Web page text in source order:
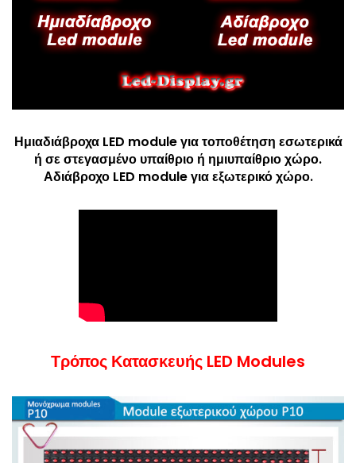
Ημιαδιάβροχα LED module για τοποθέτηση εσωτερικά
ή σε στεγασμένο υπαίθριο ή ημιυπαίθριο χώρο.
Αδιάβροχο LED module για εξωτερικό χώρο.
Τρόπος Κατασκευής LED Modules